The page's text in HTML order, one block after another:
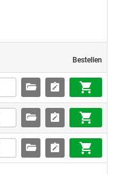
Bestellen